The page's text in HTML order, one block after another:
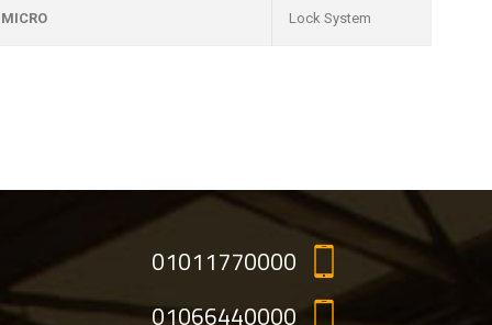
Lock System
01011770000
01066440000